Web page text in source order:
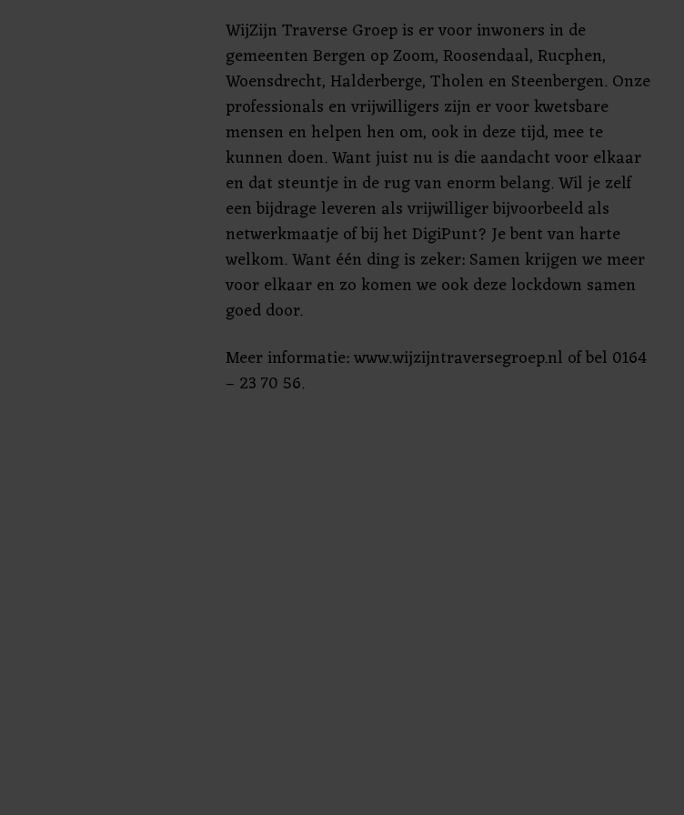
WijZijn Traverse Groep is er voor inwoners in de
gemeenten Bergen op Zoom, Roosendaal, Rucphen,
Woensdrecht, Halderberge, Tholen en Steenbergen. Onze
professionals en vrijwilligers zijn er voor kwetsbare
mensen en helpen hen om, ook in deze tijd, mee te
kunnen doen. Want juist nu is die aandacht voor elkaar
en dat steuntje in de rug van enorm belang. Wil je zelf
een bijdrage leveren als vrijwilliger bijvoorbeeld als
netwerkmaatje of bij het DigiPunt? Je bent van harte
welkom. Want één ding is zeker: Samen krijgen we meer
voor elkaar en zo komen we ook deze lockdown samen
goed door.
Meer informatie: www.wijzijntraversegroep.nl of bel 0164
– 23 70 56.